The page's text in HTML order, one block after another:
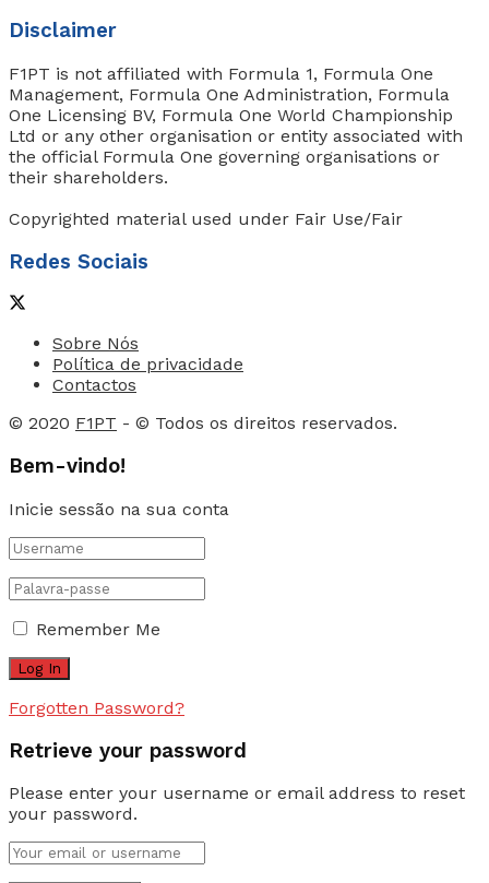
Disclaimer
F1PT is not affiliated with Formula 1, Formula One
Management, Formula One Administration, Formula
One Licensing BV, Formula One World Championship
Ltd or any other organisation or entity associated with
the official Formula One governing organisations or
their shareholders.
Copyrighted material used under Fair Use/Fair
Redes Sociais
Sobre Nós
Política de privacidade
Contactos
© 2020 F1PT - © Todos os direitos reservados.
Bem-vindo!
Inicie sessão na sua conta
Remember Me
Forgotten Password?
Retrieve your password
Please enter your username or email address to reset
your password.